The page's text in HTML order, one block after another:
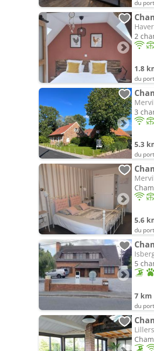
du port
2
1.8
du port
3
5.3
du port
5.6
du port
5
7 km
du port
Lillers